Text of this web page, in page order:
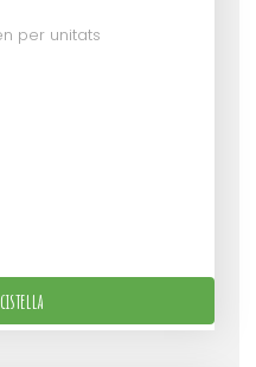
per unitats